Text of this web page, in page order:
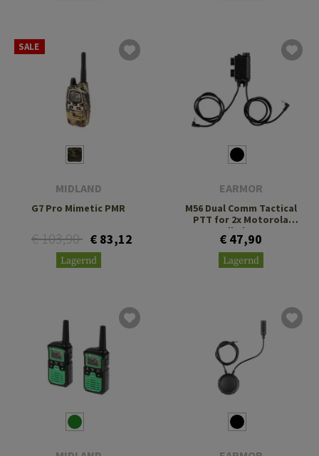
SALE
MIDLAND
G7 Pro Mimetic PMR
€ 103,90 € 83,12
Lagernd
EARMOR
M56 Dual Comm Tactical
PTT for 2x Motorola
Talkabout
€ 47,90
Lagernd